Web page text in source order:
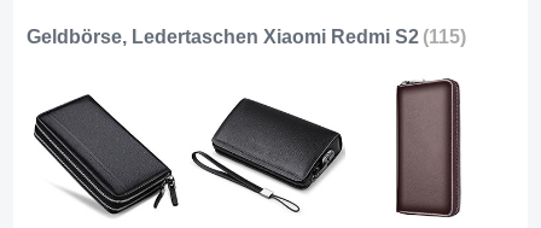
Geldbörse, Ledertaschen Xiaomi Redmi S2 (115)